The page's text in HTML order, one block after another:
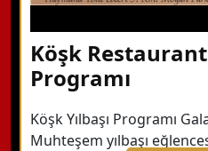
Köşk Restaurant
Programı
Köşk Yılbaşı Programı
Muhteşem yılbaşı